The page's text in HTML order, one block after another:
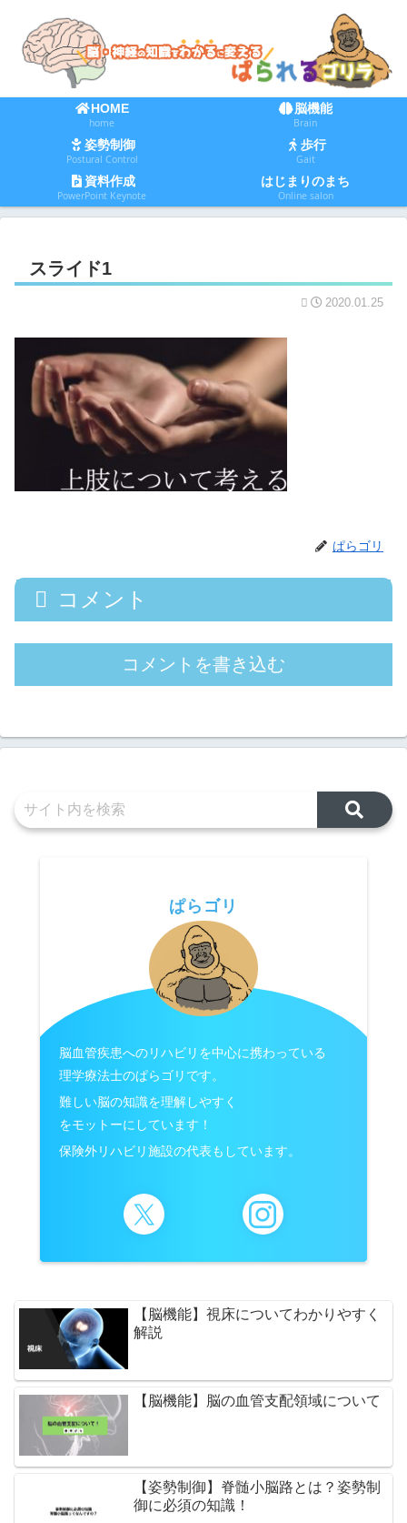
HOME
home
脳機能
Brain
姿勢制御
Postural Control
歩行
Gait
資料作成
PowerPoint Keynote
はじまりのまち
Online salon
スライド1
2020.01.25
ぱらゴリ
コメント
コメントを書き込む
ぱらゴリ
脳血管疾患へのリハビリを中心に携わっている
理学療法士のぱらゴリです。
難しい脳の知識を理解しやすく
をモットーにしています！
保険外リハビリ施設の代表もしています。
【脳機能】視床についてわかりやすく
解説
【脳機能】脳の血管支配領域について
【姿勢制御】脊髄小脳路とは？姿勢制
御に必須の知識！